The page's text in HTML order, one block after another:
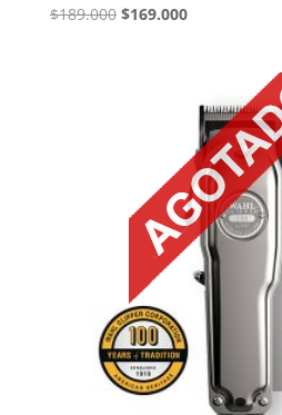
$189.000 El
$169.000El
$169.000.